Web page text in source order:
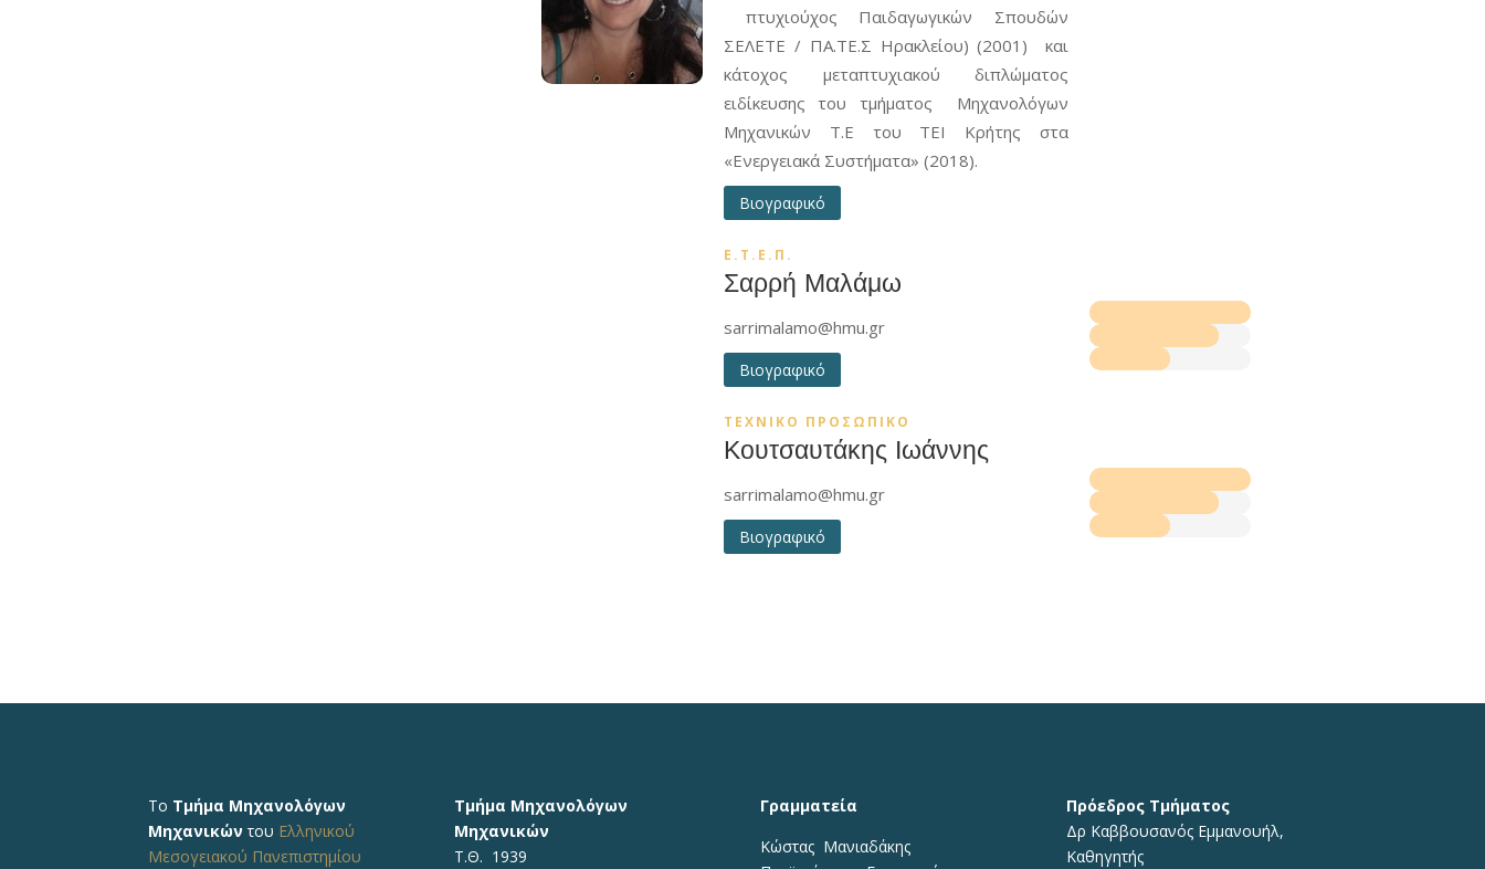
πτυχιούχος Παιδαγωγικών Σπουδών
ΣΕΛΕΤΕ / ΠΑ.ΤΕ.Σ Ηρακλείου) (2001) και
κάτοχος μεταπτυχιακού διπλώματος
ειδίκευσης του τμήματος Μηχανολόγων
Μηχανικών Τ.Ε του ΤΕΙ Κρήτης στα
«Ενεργειακά Συστήματα» (2018).
Βιογραφικό
Ε.Τ.Ε.Π.
Σαρρή Μαλάμω
sarrimalamo@hmu.gr
Βιογραφικό
ΤΕΧΝΙΚΟ ΠΡΟΣΩΠΙΚΟ
Κουτσαυτάκης Ιωάννης
sarrimalamo@hmu.gr
Βιογραφικό
Το Τμήμα Μηχανολόγων
Μηχανικώντου Ελληνικού
Μεσογειακού Πανεπιστημίου
Τμήμα Μηχανολόγων
Μηχανικών
Τ.Θ. 1939
Γραμματεία
Κώστας Μανιαδάκης​
Πρόεδρος Τμήματος
Δρ Καββουσανός Εμμανουήλ,
Καθηγητής